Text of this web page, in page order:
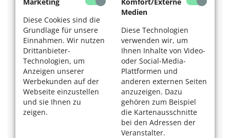
Diese Cookies sind die
Grundlage für unsere
Einnahmen. Wir nutzen
Drittanbieter-
Technologien, um
Anzeigen unserer
Werbekunden auf der
Webseite einzustellen
und sie Ihnen zu
zeigen.
Medien
Diese Technologien
verwenden wir, um
Ihnen Inhalte von Video-
oder Social-Media-
Plattformen und
anderen externen Seiten
anzuzeigen. Dazu
gehören zum Beispiel
die Kartenausschnitte
bei den Adressen der
Veranstalter.
Rat und Tat e. V.
„Worringer Bahnhof“,
Kempener Str. 135,
Tel. 0221 / 91 39 94 01.
Terminvereinbarung für eine persönliche Beratung:
Tel. 0221 / 739 07 34 (Mo–Do 11–13 Uhr).
Beratungszeiten:
Mo 13–16 Uhr,
Di und Do 10.30–12.30 Uhr,
Mi 14.30–17.30 Uhr,